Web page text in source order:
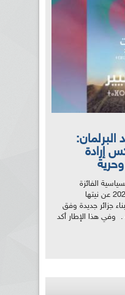
البرلمان:
إرادة
الفائزة
بمقاعد البرلمان في تشريعيات 2021 عن نيتها
جزائر جديدة وفق
وفي هذا الإطار أكد